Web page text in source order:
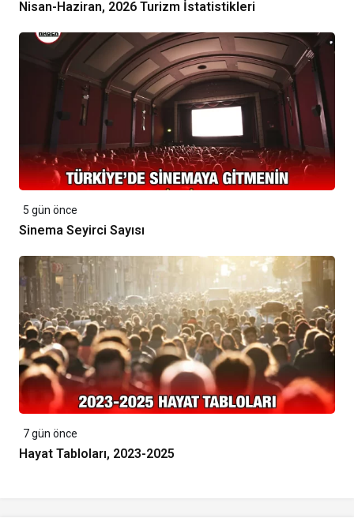
Nisan-Haziran, 2026 Turizm İstatistikleri
5 gün önce
Sinema Seyirci Sayısı
7 gün önce
Hayat Tabloları, 2023-2025